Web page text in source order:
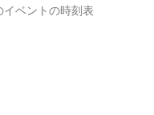
ベントの時刻表